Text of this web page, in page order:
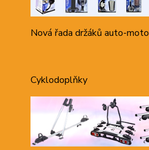
Nová řada držáků auto-moto
Cyklodoplňky